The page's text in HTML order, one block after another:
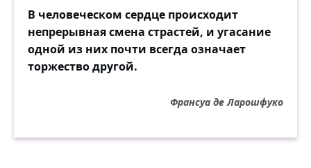
В человеческом сердце происходит
непрерывная смена страстей, и угасание
одной из них почти всегда означает
торжество другой.
Франсуа де Ларошфуко